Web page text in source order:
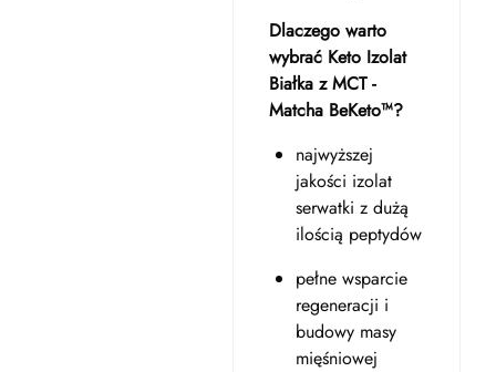
Dlaczego warto
wybrać Keto Izolat
Białka z MCT -
Matcha BeKeto™?
najwyższej
jakości izolat
serwatki z dużą
ilością peptydów
pełne wsparcie
regeneracji i
budowy masy
mięśniowej